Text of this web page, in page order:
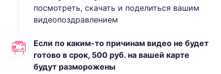
посмотреть, скачать и поделиться вашим
видеопоздравлением
Если по каким-то причинам видео не будет
готово в срок, 500 руб. на вашей карте
будут разморожены